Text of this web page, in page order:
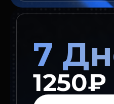
7
1250₽